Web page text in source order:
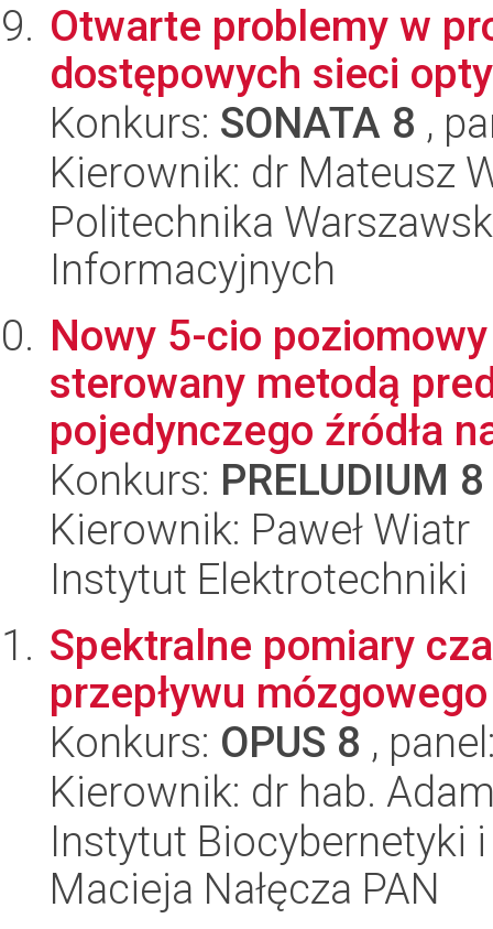
Otwarte problemy w
dostępowych sieci
Konkurs: SONATA 8 ,
Kierownik: dr Mateusz
Politechnika
Informacyjnych
Nowy 5-cio
sterowany metodą
pojedynczego źródła
Konkurs: PRELUDIUM 8
Kierownik: Paweł Wiatr
Instytut Elektrotechniki
Spektralne pomiary
przepływu mózgowego
Konkurs: OPUS 8 ,
Kierownik: dr hab.
Instytut Biocybernetyki
Macieja Nałęcza PAN